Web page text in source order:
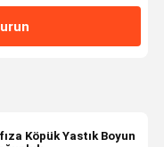
Köpük Yastık Boyun